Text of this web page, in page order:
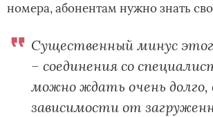
номера, абонентам нужно знать
Существенный минус
– соединения со
можно ждать очень долго,
зависимости от